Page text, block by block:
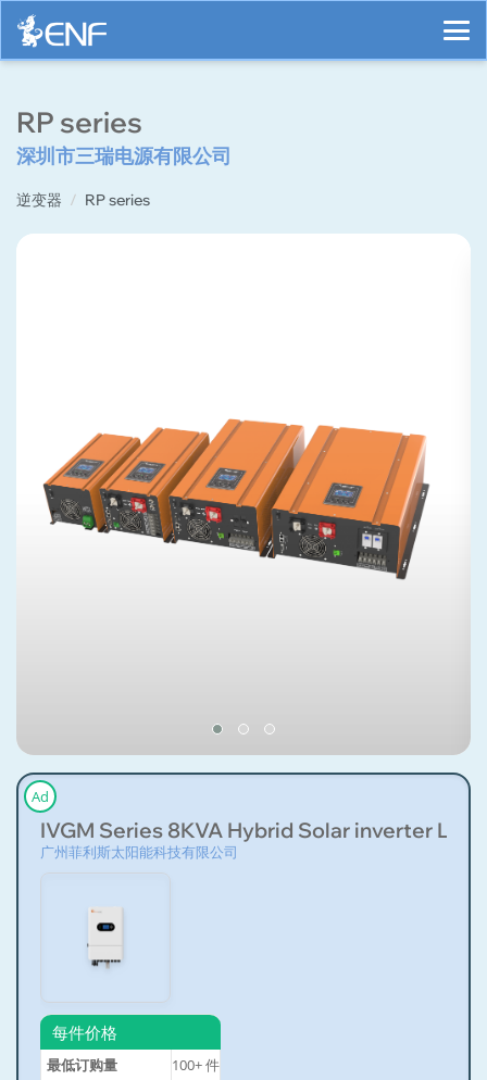
RP series
深圳市三瑞电源有限公司
逆变器 RP series
Ad
IVGM Series 8KVA Hybrid Solar inverter
广州菲利斯太阳能科技有限公司
每件价格
最低订购量 100+件